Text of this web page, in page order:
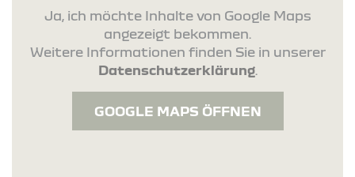
Ja, ich möchte Inhalte von Google Maps
angezeigt bekommen.
Weitere Informationen finden Sie in unserer
Datenschutzerklärung.
GOOGLE MAPS ÖFFNEN